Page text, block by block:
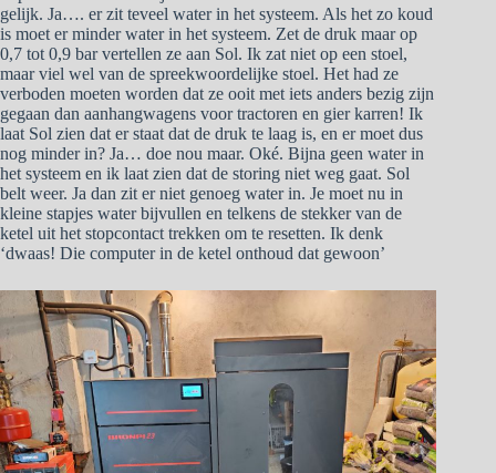
gelijk. Ja…. er zit teveel water in het systeem. Als het zo koud
is moet er minder water in het systeem. Zet de druk maar op
0,7 tot 0,9 bar vertellen ze aan Sol. Ik zat niet op een stoel,
maar viel wel van de spreekwoordelijke stoel. Het had ze
verboden moeten worden dat ze ooit met iets anders bezig zijn
gegaan dan aanhangwagens voor tractoren en gier karren! Ik
laat Sol zien dat er staat dat de druk te laag is, en er moet dus
nog minder in? Ja… doe nou maar. Oké. Bijna geen water in
het systeem en ik laat zien dat de storing niet weg gaat. Sol
belt weer. Ja dan zit er niet genoeg water in. Je moet nu in
kleine stapjes water bijvullen en telkens de stekker van de
ketel uit het stopcontact trekken om te resetten. Ik denk
‘dwaas! Die computer in de ketel onthoud dat gewoon’